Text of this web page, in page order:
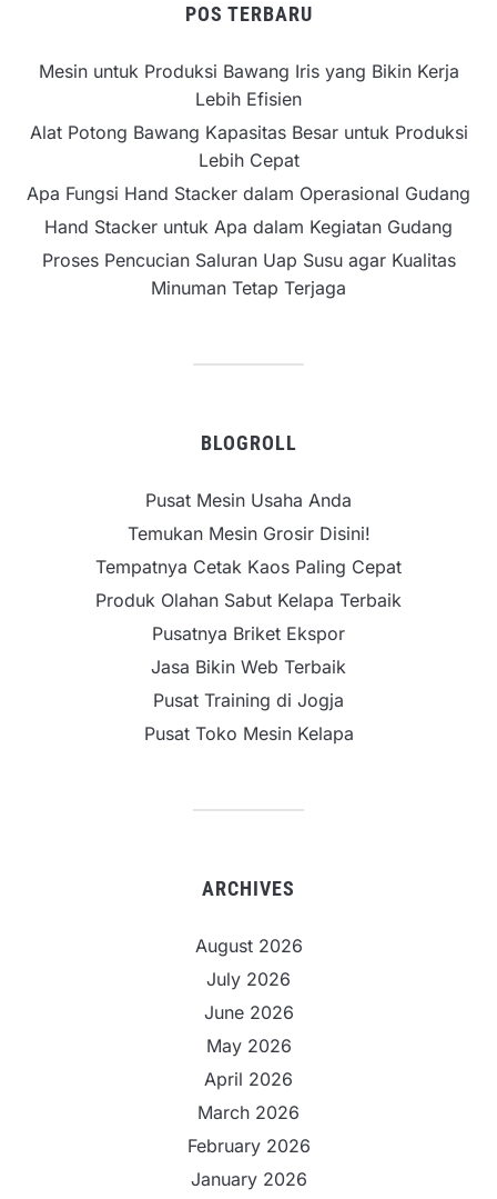
POS TERBARU
Mesin untuk Produksi Bawang Iris yang Bikin Kerja
Lebih Efisien
Alat Potong Bawang Kapasitas Besar untuk Produksi
Lebih Cepat
Apa Fungsi Hand Stacker dalam Operasional Gudang
Hand Stacker untuk Apa dalam Kegiatan Gudang
Proses Pencucian Saluran Uap Susu agar Kualitas
Minuman Tetap Terjaga
BLOGROLL
Pusat Mesin Usaha Anda
Temukan Mesin Grosir Disini!
Tempatnya Cetak Kaos Paling Cepat
Produk Olahan Sabut Kelapa Terbaik
Pusatnya Briket Ekspor
Jasa Bikin Web Terbaik
Pusat Training di Jogja
Pusat Toko Mesin Kelapa
ARCHIVES
August 2026
July 2026
June 2026
May 2026
April 2026
March 2026
February 2026
January 2026